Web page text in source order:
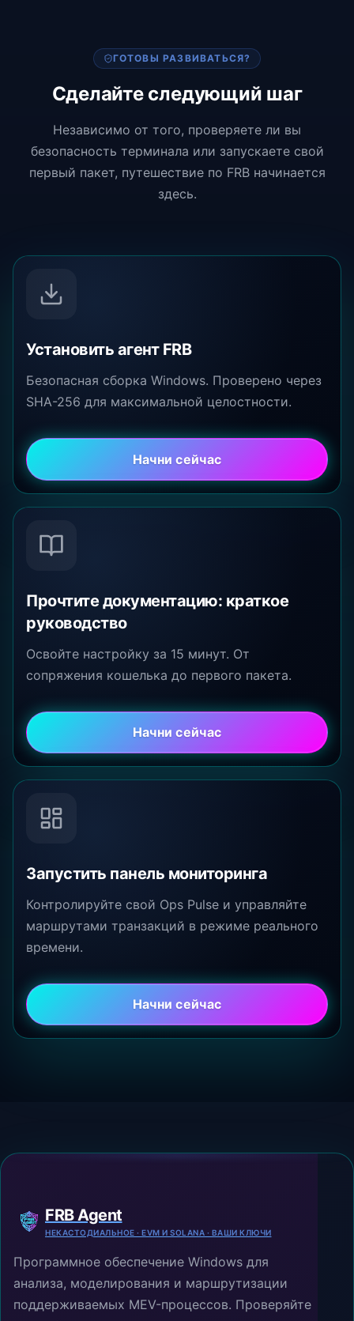
ГОТОВЫ РАЗВИВАТЬСЯ?
Сделайте следующий шаг
Независимо от того, проверяете ли вы
безопасность терминала или запускаете свой
первый пакет, путешествие по FRB начинается
здесь.
Установить агент FRB
Безопасная сборка Windows. Проверено через
SHA-256 для максимальной целостности.
Начни сейчас
Прочтите документацию: краткое
руководство
Освойте настройку за 15 минут. От
сопряжения кошелька до первого пакета.
Начни сейчас
Запустить панель мониторинга
Контролируйте свой Ops Pulse и управляйте
маршрутами транзакций в режиме реального
времени.
Начни сейчас
FRB Agent
НЕКАСТОДИАЛЬНОЕ · EVM И SOLANA · ВАШИ КЛЮЧИ
Программное обеспечение Windows для
анализа, моделирования и маршрутизации
поддерживаемых MEV-процессов. Проверяйте